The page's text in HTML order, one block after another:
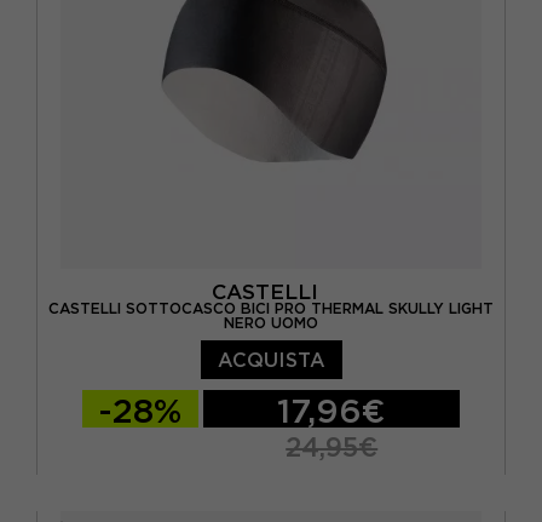
CASTELLI
CASTELLI SOTTOCASCO BICI PRO THERMAL SKULLY LIGHT
NERO UOMO
ACQUISTA
-28% 17,96€
24,95€